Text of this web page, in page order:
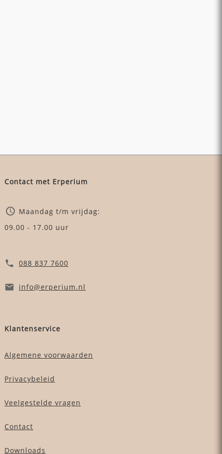
Contact met Erperium
Maandag t/m vrijdag:
09.00 - 17.00 uur
088 837 7600
info@erperium.nl
Klantenservice
Algemene voorwaarden
Privacybeleid
Veelgestelde vragen
Contact
Downloads